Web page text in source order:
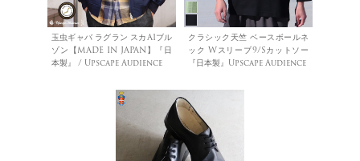
玉虫ギャバ ラグラン スカA1ブル
ゾン【MADE IN JAPAN】『日
本製』 / Upscape Audience
クラシック天竺 ベースボールネ
ック Wスリーブ9/Sカットソー
『日本製』Upscape Audience